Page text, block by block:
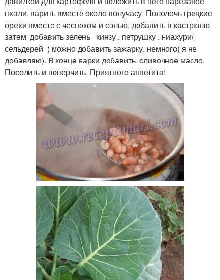
пхали, варить вместе около получасу. Пололочь грецкие
орехи вместе с чесноком и солью, добавить в кастрюлю,
затем добавить зелень кинзу , петрушку , ниахури(
сельдерей ) можно добавить зажарку, немного( я не
добавляю). В конце варки добавить сливочное масло.
Посолить и поперчить. Приятного аппетита!